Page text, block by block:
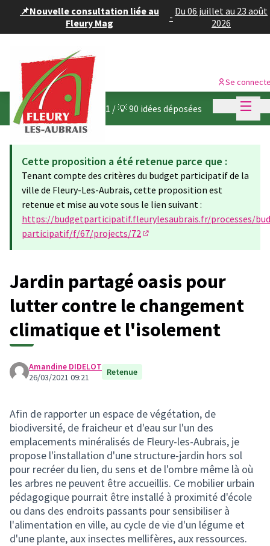
📌Nouvelle consultation liée au
Fleury Mag
- Du 06 juillet au 23 août
2026
Menu
Se
Budget participatif 2021 /💡 90 idées déposées Menu
Cette proposition a été retenue parce que :
Tenant compte des critères du budget participatif de la
ville de Fleury-Les-Aubrais, cette proposition est
retenue et mise au vote sous le lien suivant :
https://budgetparticipatif.fleurylesaubrais.fr/processes/
participatif/f/67/projects/72
Jardin partagé oasis pour
lutter contre le changement
climatique et l'isolement
Amandine DIDELOT
26/03/2021 09:21
Retenue
Afin de rapporter un espace de végétation, de
biodiversité, de fraicheur et d'eau sur l'un des
emplacements minéralisés de Fleury-les-Aubrais, je
propose l'installation d'une structure-jardin hors sol
pour recréer du lien, du sens et de l'ombre même là où
les arbres ne peuvent être accueillis. Ce mobilier urbain
pédagogique pourrait être installé à proximité d'école
ou dans des endroits passants pour sensibiliser à
l'alimentation en ville, au cycle de vie d'un légume et
d'une plante, aux insectes mellifères, aux ressources.
Panneau de gestion des cookies